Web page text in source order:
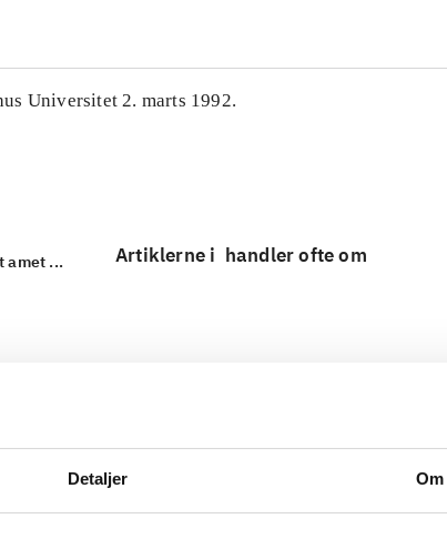
Detaljer Om
Universitet 2. marts 1992.
amet ... Artiklerne i handler ofte om